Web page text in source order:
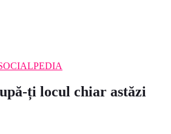
ți locul chiar astăzi